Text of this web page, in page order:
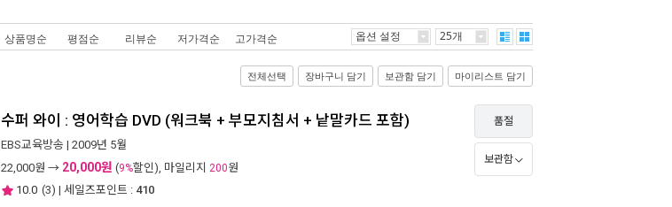
상품명순 평점순 리뷰순 저가격순 고가격순 옵션 설정 25개
전체선택 장바구니 담기 보관함 담기 마이리스트 담기
수퍼 와이 : 영어학습 DVD (워크북 + 부모지침서 + 낱말카드 포함)
EBS교육방송 | 2009년 5월
22,000원 → 20,000원 (9%할인), 마일리지 200원
10.0 (3) | 세일즈포인트 : 410
품절
보관함